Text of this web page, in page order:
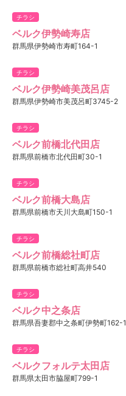
チラシ
ベルク伊勢崎寿店
群馬県伊勢崎市寿町164-1
チラシ
ベルク伊勢崎美茂呂店
群馬県伊勢崎市美茂呂町3745-2
チラシ
ベルク前橋北代田店
群馬県前橋市北代田町30-1
チラシ
ベルク前橋大島店
群馬県前橋市天川大島町150-1
チラシ
ベルク前橋総社町店
群馬県前橋市総社町高井540
チラシ
ベルク中之条店
群馬県吾妻郡中之条町伊勢町162-1
チラシ
ベルクフォルテ太田店
群馬県太田市脇屋町799-1